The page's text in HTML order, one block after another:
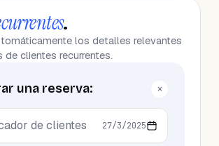
.
los detalles relevantes
de clientes recurrentes.
una reserva: ×
de clientes 27/3/2025